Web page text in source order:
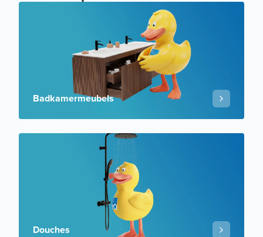
Badkamermeubels
Douches